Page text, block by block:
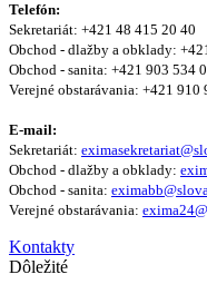
Telefón:
Sekretariát: +421 48 415 20 40
Obchod - dlažby a obklady:
Obchod - sanita: +421 903 534
Verejné obstarávania: +421
E-mail:
Sekretariát:
Obchod - dlažby a obklady:
Obchod - sanita:
Verejné obstarávania:
Kontakty
Dôležité